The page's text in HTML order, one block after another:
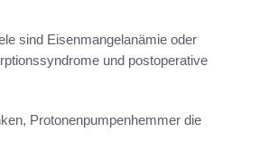
sind Eisenmangelanämie oder
und postoperative
Protonenpumpenhemmer die